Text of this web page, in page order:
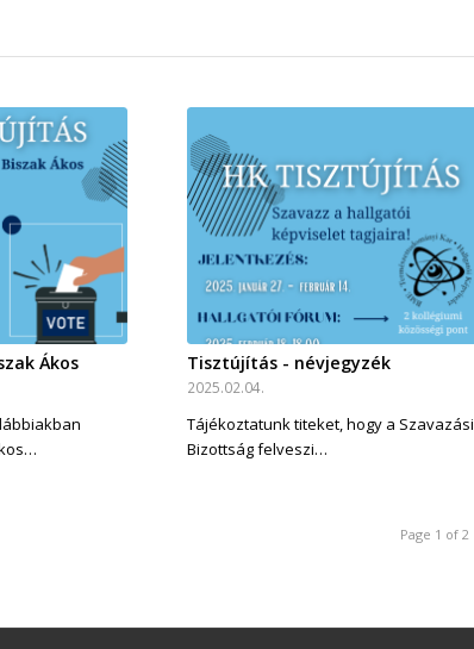
Ákos Tisztújítás - névjegyzék
2025.02.04.
Tájékoztatunk titeket, hogy a Szavazási
Bizottság felveszi…
Page 1 of 2